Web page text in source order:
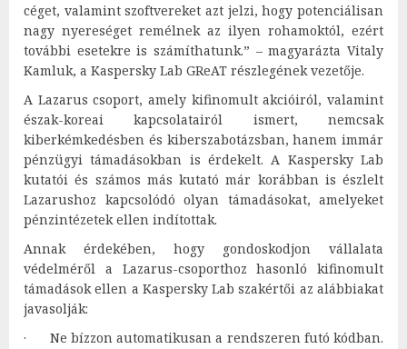
céget, valamint szoftvereket azt jelzi, hogy potenciálisan
nagy nyereséget remélnek az ilyen rohamoktól, ezért
további esetekre is számíthatunk.” – magyarázta Vitaly
Kamluk, a Kaspersky Lab GReAT részlegének vezetője.
A Lazarus csoport, amely kifinomult akcióiról, valamint
észak-koreai kapcsolatairól ismert, nemcsak
kiberkémkedésben és kiberszabotázsban, hanem immár
pénzügyi támadásokban is érdekelt. A Kaspersky Lab
kutatói és számos más kutató már korábban is észlelt
Lazarushoz kapcsolódó olyan támadásokat, amelyeket
pénzintézetek ellen indítottak.
Annak érdekében, hogy gondoskodjon vállalata
védelméről a Lazarus-csoporthoz hasonló kifinomult
támadások ellen a Kaspersky Lab szakértői az alábbiakat
javasolják:
· Ne bízzon automatikusan a rendszeren futó kódban.